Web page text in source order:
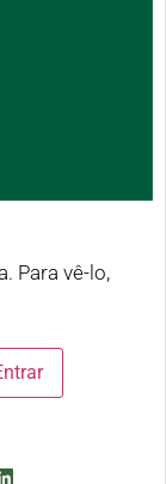
Para vê-lo,